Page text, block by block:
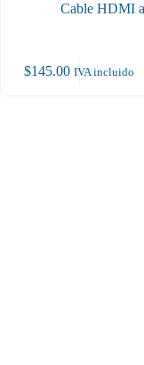
Cable HDMI
$145.00 IVA incluido